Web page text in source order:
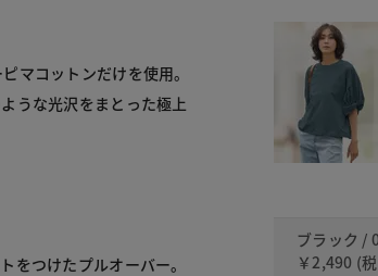
マコットンだけを使用。
うな光沢をまとった極上
をつけたプルオーバー。
ブラック /
￥2,490 (